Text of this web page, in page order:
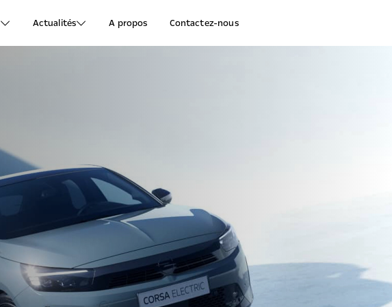
Actualités Contactez-nous
A propos